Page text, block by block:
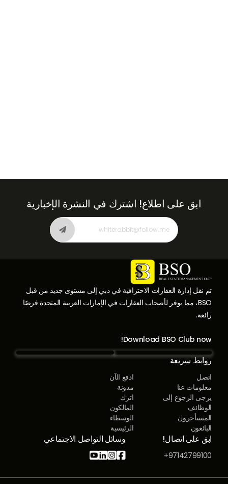
تم نقل إدارة العقارات الاحترافية في دبي إلى مستوى جديد من قبل
BSO، مما يوفر لأصحاب العقارات في الإمارات العربية المتحدة فرصًا
رائعة.
Download BSO Club now!
روابط سريعة
اتصل
ادفع الآن
معلومات عنا
مدونة
يرجى الرجوع إلى
اترك
الوظائف
المالكون
المستأجرون
الوسطاء
البائعون
الرئيسية
ابق على اتصال!
97142799100+
وسائل التواصل الاجتماعي




ابق على اطلاع! اشترك في النشرة الإخبارية